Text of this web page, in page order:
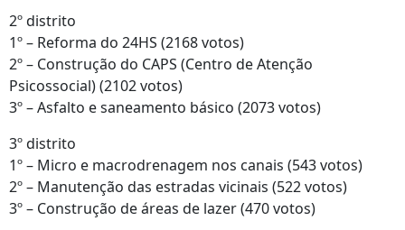
2º distrito
1º – Reforma do 24HS (2168 votos)
2º – Construção do CAPS (Centro de Atenção
Psicossocial) (2102 votos)
3º – Asfalto e saneamento básico (2073 votos)
3º distrito
1º – Micro e macrodrenagem nos canais (543 votos)
2º – Manutenção das estradas vicinais (522 votos)
3º – Construção de áreas de lazer (470 votos)